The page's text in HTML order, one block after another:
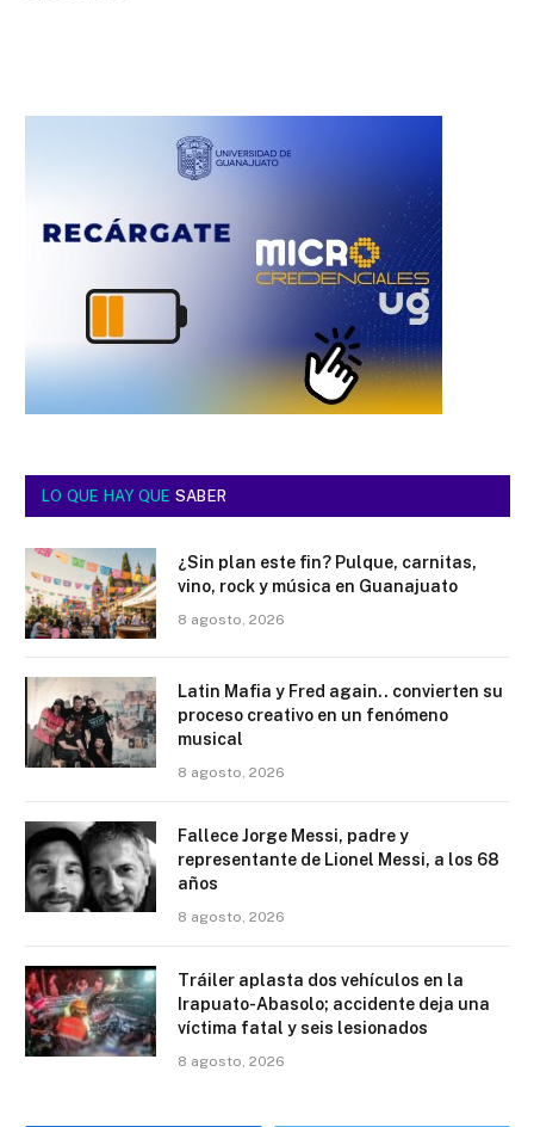
LO QUE HAY QUE SABER
¿Sin plan este fin? Pulque, carnitas,
vino, rock y música en Guanajuato
8 agosto, 2026
Latin Mafia y Fred again.. convierten su
proceso creativo en un fenómeno
musical
8 agosto, 2026
Fallece Jorge Messi, padre y
representante de Lionel Messi, a los 68
años
8 agosto, 2026
Tráiler aplasta dos vehículos en la
Irapuato-Abasolo; accidente deja una
víctima fatal y seis lesionados
8 agosto, 2026